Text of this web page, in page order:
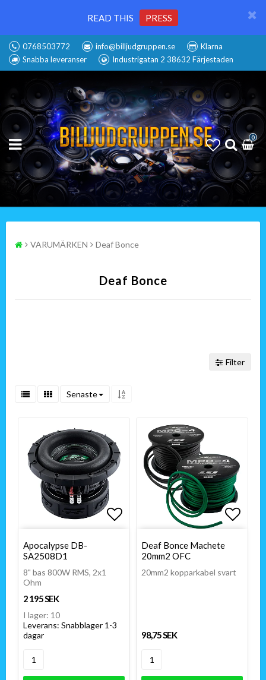
READ THIS PRESS
0768503772 info@billjudgruppen.se
Klarna
Snabba leveranser
Industrigatan 2 38632 Färjestaden
0
VARUMÄRKEN Deaf Bonce
Deaf Bonce
Filter
Senaste
Lägg till i favoritlistan
Lägg till i favoritlistan
Apocalypse DB-
SA2508D1
8" bas 800W RMS, 2x1
Ohm
2 195 SEK
I lager: 10
Leverans: Snabblager 1-3
dagar
Deaf Bonce Machete
20mm2 OFC
20mm2 kopparkabel svart
98,75 SEK